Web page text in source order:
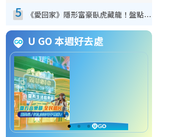
5 《愛回家》隱形富豪臥虎藏龍！盤點12位財氣逼人的有錢藝人：呢位靚女3億身家唔憂做
U GO 本週好去處